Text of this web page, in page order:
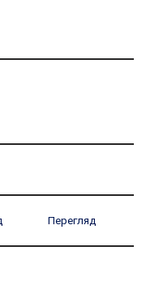
Перегляд